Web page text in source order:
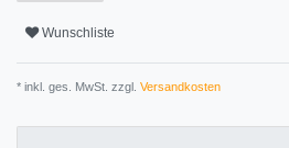
Wunschliste
* inkl. ges. MwSt. zzgl. Versandkosten